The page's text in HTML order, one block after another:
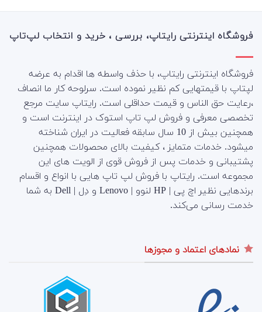
فروشگاه اینترنتی رایتاپ، بررسی ، خرید و انتخاب لپ‌تاپ
فروشگاه اینترنتی رایتاپ، با حذف واسطه ها اقدام به عرضه
لپتاپ با قیمتهایی کم نظیر نموده است. سرلوحه کار ما انصاف
،رعایت حق الناس و قیمت حداقلی است. رایتاپ سایت مرجع
تخصصی معرفی و فروش لپ تاپ استوک در اینترنت است و
همچنین بیش از 10 سال سابقه فعالیت در ایران شناخته
میشود. خدمات متمایز ، کیفیت بالای محصولات همچنین
پشتیبانی و خدمات پس از فروش قوی از الویت های این
مجموعه است. رایتاپ با فروش لپ تاپ هایی با انواع و اقسام
برندهایی نظیر اچ پی | HP لنوو | Lenovo و دِل | Dell به شما
خدمت رسانی می‌کند.
نمادهای اعتماد و مجوزها